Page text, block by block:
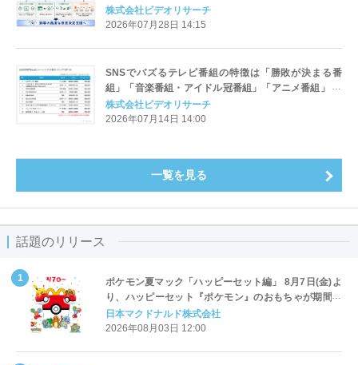
想により、AIネイティブな事業変革と持続的成長を実
現～
株式会社ビデオリサーチ
2026年07月28日 14:15
SNSでバズるテレビ番組の特徴は「勝敗が決まる番
組」「音楽番組・アイドル冠番組」「アニメ番組」 ～
ビデオリサーチ2025年度テレビ番組X（旧ツイッタ
ー）ポスト数ランキングより分析 ～
株式会社ビデオリサーチ
2026年07月14日 14:00
一覧を見る
話題のリリース
ポケモン夏マック「ハッピーセット編」 8月7日(金)よ
り、ハッピーセット『ポケモン』のおもちゃが期間限
定登場
日本マクドナルド株式会社
2026年08月03日 12:00